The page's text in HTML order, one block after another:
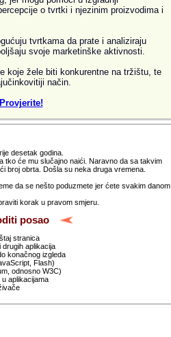
o tvrtki i njezinim proizvodima i
tvrtkama da prate i analiziraju
svoje marketinške aktivnosti.
koje žele biti konkurentne na tržištu, te
način.
desetak godina.
tko će mu slučajno naići. Naravno da sa takvim
broj obrta. Došla su neka druga vremena.
da se nešto poduzmete jer ćete svakim danom
korak u pravom smjeru.
posao
stranica
aplikacija
konačnog izgleda
Flash)
odnosno W3C)
aplikacijama